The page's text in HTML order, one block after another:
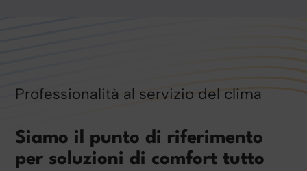
Professionalità al servizio del clima
Siamo il punto di riferimento
per soluzioni di comfort tutto